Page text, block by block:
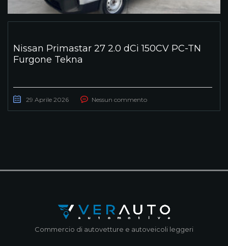
Nissan Primastar 27 2.0 dCi 150CV PC-TN
Furgone Tekna
29 Aprile 2026 Nessun commento
Commercio di autovetture e autoveicoli leggeri